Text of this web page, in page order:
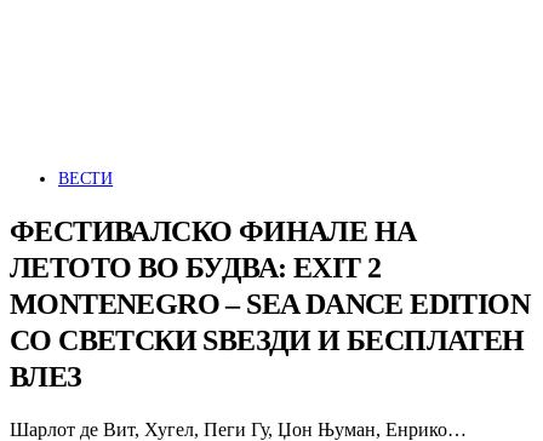
ВЕСТИ
ФЕСТИВАЛСКО ФИНАЛЕ НА
ЛЕТОТО ВО БУДВА: EXIT 2
MONTENEGRO – SEA DANCE EDITION
СО СВЕТСКИ ЅВЕЗДИ И БЕСПЛАТЕН
ВЛЕЗ
Шарлот де Вит, Хугел, Пеги Гу, Џон Њуман, Енрико…